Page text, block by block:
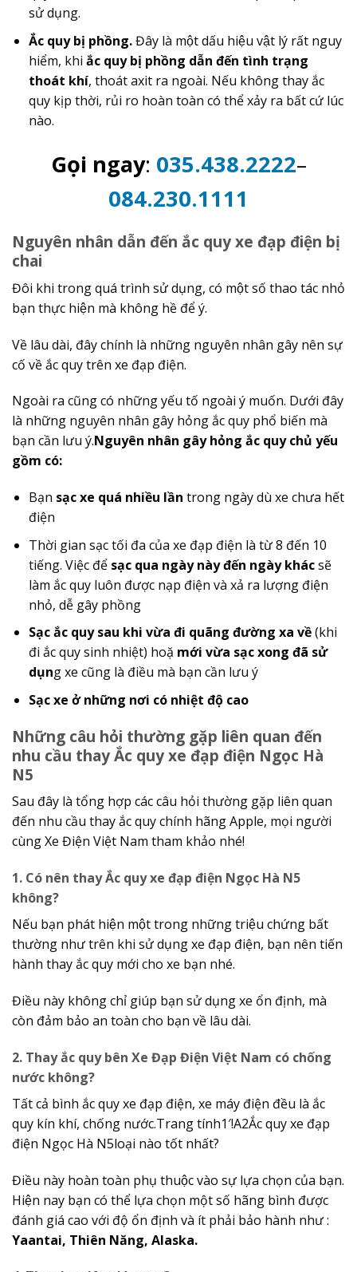
sử dụng.
Ắc quy bị phồng.Đây là một dấu hiệu vật lý rất nguy
hiểm, khi ắc quy bị phồng dẫn đến tình trạng
thoát khí, thoát axit ra ngoài. Nếu không thay ắc
quy kịp thời, rủi ro hoàn toàn có thể xảy ra bất cứ lúc
nào.
Gọi ngay: 035.438.2222–
084.230.1111
Nguyên nhân dẫn đến ắc quy xe đạp điện bị
chai
Đôi khi trong quá trình sử dụng, có một số thao tác nhỏ
bạn thực hiện mà không hề để ý.
Về lâu dài, đây chính là những nguyên nhân gây nên sự
cố về ắc quy trên xe đạp điện.
Ngoài ra cũng có những yếu tố ngoài ý muốn. Dưới đây
là những nguyên nhân gây hỏng ắc quy phổ biến mà
bạn cần lưu ý.Nguyên nhân gây hỏng ắc quy chủ yếu
gồm có:
Bạn sạc xe quá nhiều lần trong ngày dù xe chưa hết
điện
Thời gian sạc tối đa của xe đạp điện là từ 8 đến 10
tiếng. Việc đểsạc qua ngày này đến ngày khácsẽ
làm ắc quy luôn được nạp điện và xả ra lượng điện
nhỏ, dễ gây phồng
Sạc ắc quy sau khi vừa đi quãng đường xa về(khi
đi ắc quy sinh nhiệt) hoặ mới vừa sạc xong đã sử
dụng xe cũng là điều mà bạn cần lưu ý
Sạc xe ở những nơi có nhiệt độ cao
Những câu hỏi thường gặp liên quan đến
nhu cầu thay Ắc quy xe đạp điện Ngọc Hà
N5
Sau đây là tổng hợp các câu hỏi thường gặp liên quan
đến nhu cầu thay ắc quy chính hãng Apple, mọi người
cùng Xe Điện Việt Nam tham khảo nhé!
1. Có nên thay Ắc quy xe đạp điện Ngọc Hà N5
không?
Nếu bạn phát hiện một trong những triệu chứng bất
thường như trên khi sử dụng xe đạp điện, bạn nên tiến
hành thay ắc quy mới cho xe bạn nhé.
Điều này không chỉ giúp bạn sử dụng xe ổn định, mà
còn đảm bảo an toàn cho bạn về lâu dài.
2. Thay ắc quy bên Xe Đạp Điện Việt Nam có chống
nước không?
Tất cả bình ắc quy xe đạp điện, xe máy điện đều là ắc
quy kín khí, chống nước.Trang tính1′!A2Ắc quy xe đạp
điện Ngọc Hà N5loại nào tốt nhất?
Điều này hoàn toàn phụ thuộc vào sự lựa chọn của bạn.
Hiện nay bạn có thể lựa chọn một số hãng bình được
đánh giá cao với độ ổn định và ít phải bảo hành như :
Yaantai, Thiên Năng, Alaska.